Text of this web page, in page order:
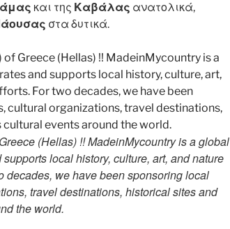
και της Καβάλας ανατολικά,
στα δυτικά.
(Hellas) !! MadeinMycountry is a global
local history, culture, art, and nature
decades, we have been sponsoring local
travel destinations, historical sites and
the world.